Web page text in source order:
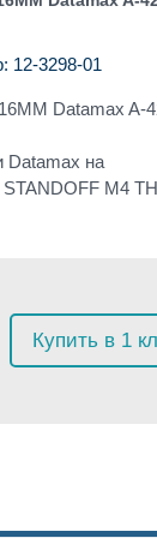
12-3298-01
Datamax A-
Datamax на
M4
Купить в 1